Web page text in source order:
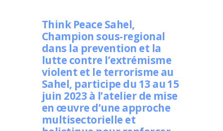
Think Peace Sahel,
Champion sous-regional
dans la prevention et la
lutte contre l’extrémisme
violent et le terrorisme au
Sahel, participe du 13 au 15
juin 2023 à l’atelier de mise
en œuvre d’une approche
multisectorielle et